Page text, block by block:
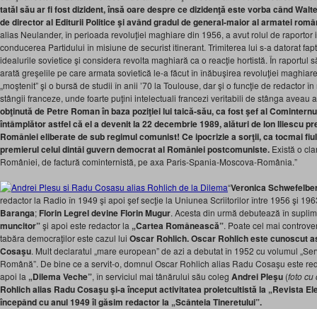
tatăl său ar fi fost dizident, însă oare despre ce dizidenţă este vorba când
de director al Editurii Politice şi având gradul de general-maior al armatei
alias Neulander, în perioada revoluţiei maghiare din 1956, a avut rolul de raportor
conducerea Partidului în misiune de securist itinerant. Trimiterea lui s-a datorat
idealurile sovietice şi considera revolta maghiară ca o reacţie hortistă. În raportul
arată greşelile pe care armata sovietică le-a făcut în înăbuşirea revoluţiei
„moştenit” şi o bursă de studii în anii ’70 la Toulouse, dar şi o funcţie de redactor
stângii franceze, unde foarte puţini intelectuali francezi veritabili de stânga aveau
obţinută de Petre Roman în baza poziţiei lui taică-său, ca fost şef al
întâmplător astfel că el a devenit la 22 decembrie 1989, alături de Ion Iliescu
României eliberate de sub regimul comunist! Ce ipocrizie a sorţii, ca tocmai
premierul celui dintâi guvern democrat al României postcomuniste. Există o
României, de factură cominternistă, pe axa Paris-Spania-Moscova-România.”
“Veronica
redactor la Radio în 1949 şi apoi şef secţie la Uniunea Scriitorilor între 1956 şi
Baranga; Florin Legrel devine Florin Mugur. Acesta din urmă debutează în
muncitor”şi apoi este redactor la „Cartea Românească”. Poate cel mai
tabăra democraţilor este cazul lui Oscar Rohlich. Oscar Rohlich este cunoscut
Cosaşu. Mult declaratul „mare european” de azi a debutat în 1952 cu volumul
Română”. De bine ce a servit-o, domnul Oscar Rohlich alias Radu Cosaşu este
apoi la „Dilema Veche”, în serviciul mai tânărului său coleg Andrei Pleşu (foto cu
Rohlich alias Radu Cosaşu şi-a început activitatea proletcultistă la „Revista
începând cu anul 1949 îl găsim redactor la „Scânteia Tineretului”.